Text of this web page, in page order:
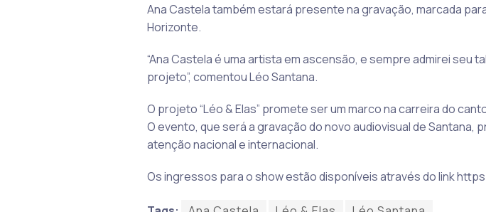
Ana Castela também estará presente na gravação, marcada
Horizonte.
“Ana Castela é uma artista em ascensão, e sempre admirei
projeto”, comentou Léo Santana.
O projeto “Léo & Elas” promete ser um marco na carreira do
O evento, que será a gravação do novo audiovisual de
atenção nacional e internacional.
Os ingressos para o show estão disponíveis através do link